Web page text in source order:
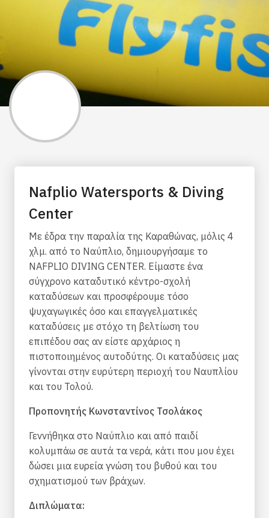
Nafplio Watersports & Diving
Center
Mε έδρα την παραλία της Καραθώνας, μόλις 4
χλμ. από το Ναύπλιο, δημιουργήσαμε το
NAFPLIO DIVING CENTER. Είμαστε ένα
σύγχρονο καταδυτικό κέντρο-σχολή
καταδύσεων και προσφέρουμε τόσο
ψυχαγωγικές όσο και επαγγελματικές
καταδύσεις με στόχο τη βελτίωση του
επιπέδου σας αν είστε αρχάριος η
πιστοποιημένος αυτοδύτης. Οι καταδύσεις μας
γίνονται στην ευρύτερη περιοχή του Ναυπλίου
και του Τολού.
Προπονητής Κωνσταντίνος Τσολάκος
Γεννήθηκα στο Ναύπλιο και από παιδί
κολυμπάω σε αυτά τα νερά, κάτι που μου έχει
δώσει μια ευρεία γνώση του βυθού και του
σχηματισμού των βράχων.
Διπλώματα: